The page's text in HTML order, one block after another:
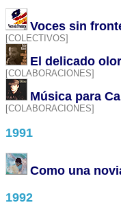
Voces sin
[COLECTIVOS]
El delicado
[COLABORACIONES]
Música para
[COLABORACIONES]
1991
Como una
1992